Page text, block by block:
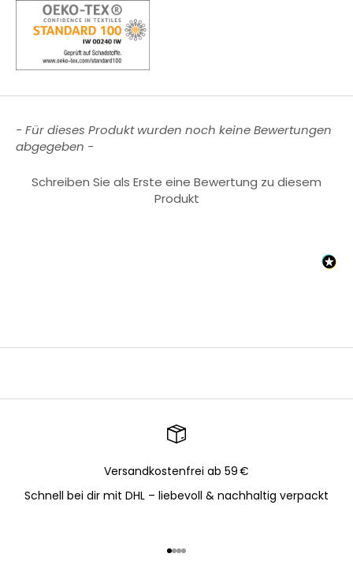
- Für dieses Produkt wurden noch keine Bewertungen
abgegeben -
Schreiben Sie als Erste eine Bewertung zu diesem
Produkt
New content loaded
Versandkostenfrei ab 59 €
Schnell bei dir mit DHL – liebevoll & nachhaltig verpackt
Gehe zu Element 1
Gehe zu Element 2
Gehe zu Element 3
Gehe zu Element 4